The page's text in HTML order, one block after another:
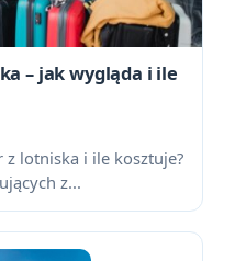
– jak wygląda i ile
z lotniska i ile kosztuje?
z...